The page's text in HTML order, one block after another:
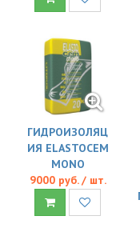
ГИДРОИЗОЛЯЦ
ИЯ ELASTOCEM
MONO
9000 руб. / шт.